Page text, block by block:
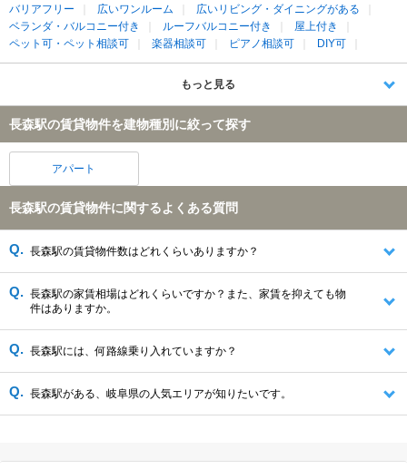
バリアフリー
広いワンルーム
広いリビング・ダイニングがある
ベランダ・バルコニー付き
ルーフバルコニー付き
屋上付き
ペット可・ペット相談可
楽器相談可 ピアノ相談可 DIY可
もっと見る
長森駅の賃貸物件を建物種別に絞って探す
アパート
長森駅の賃貸物件に関するよくある質問
長森駅の賃貸物件数はどれくらいありますか？
長森駅の家賃相場はどれくらいですか？また、家賃を抑えても物
件はありますか。
長森駅には、何路線乗り入れていますか？
長森駅がある、岐阜県の人気エリアが知りたいです。